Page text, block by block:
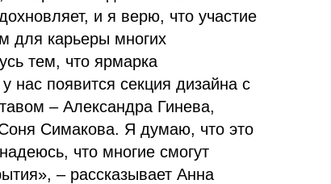
и я верю, что участие
для карьеры многих
тем, что ярмарка
нас появится секция дизайна с
– Александра Гинева,
Симакова. Я думаю, что это
что многие смогут
– рассказывает Анна